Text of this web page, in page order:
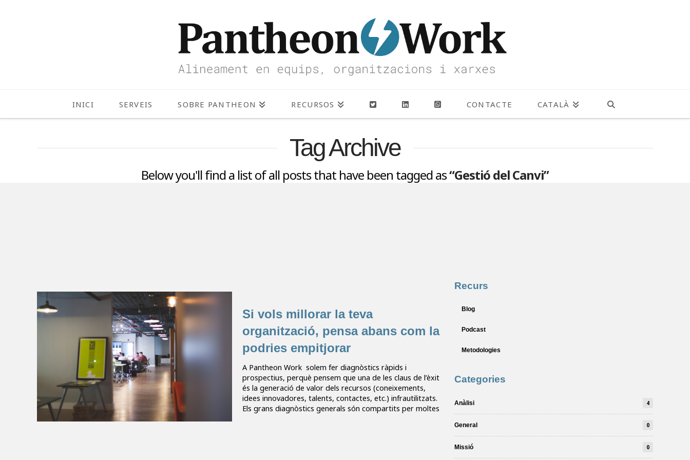
INICI SERVEIS SOBRE PANTHEON RECURSOS CONTACTE CATALÀ
Tag Archive
Below you'll find a list of all posts that have been tagged as“Gestió del Canvi”
Si vols millorar la teva
organització, pensa abans com la
podries empitjorar
A Pantheon Work solem fer diagnòstics ràpids i
prospectius, perquè pensem que una de les claus de l’èxit
és la generació de valor dels recursos (coneixements,
idees innovadores, talents, contactes, etc.) infrautilitzats.
Els grans diagnòstics generals són compartits per moltes
Recurs
Blog
Podcast
Metodologies
Categories
Anàlisi 4
General 0
Missió 0